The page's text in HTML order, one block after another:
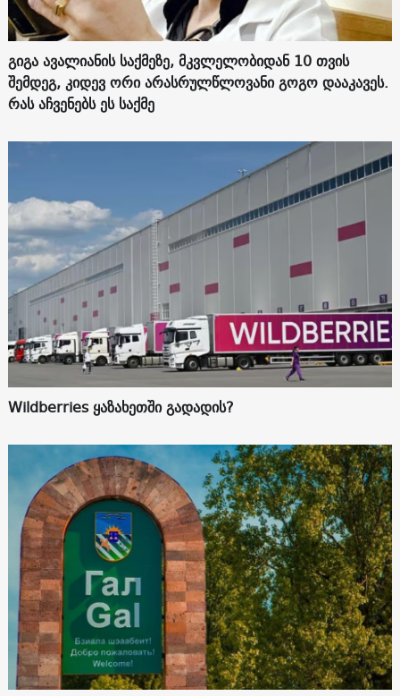
გიგა ავალიანის საქმეზე, მკვლელობიდან 10 თვის
შემდეგ, კიდევ ორი არასრულწლოვანი გოგო დააკავეს.
რას აჩვენებს ეს საქმე
Wildberries ყაზახეთში გადადის?